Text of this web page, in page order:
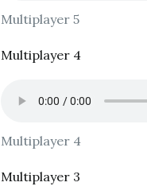
Multiplayer 5
Multiplayer 4
Multiplayer 4
Multiplayer 3